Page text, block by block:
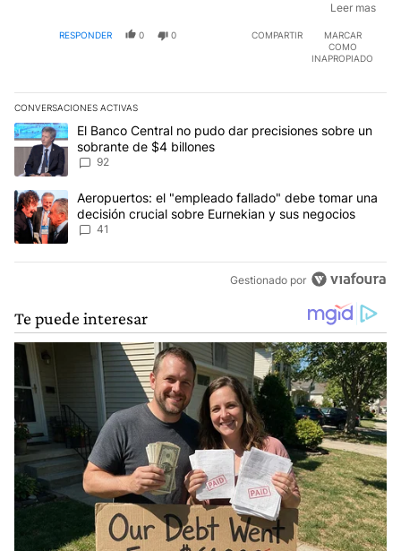
Leer mas
RESPONDER 0 0 COMPARTIR
MARCAR
COMO
INAPROPIADO
CONVERSACIONES ACTIVAS
Este listado muestra los artículos con más comentarios en los
Un artículo de tendencia con el título "El Banco Central no pudo
El Banco Central no pudo dar precisiones sobre un
sobrante de $4 billones
92
Un artículo de tendencia con el título "Aeropuertos: el
Aeropuertos: el "empleado fallado" debe tomar una
decisión crucial sobre Eurnekian y sus negocios
41
Gestionado por